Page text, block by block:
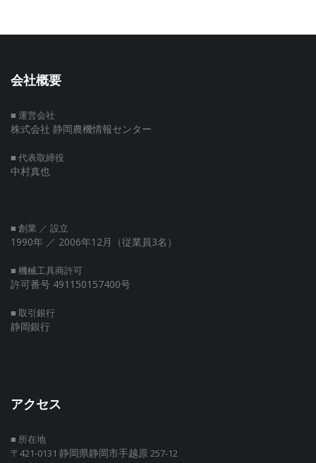
会社概要
■ 運営会社
株式会社 静岡農機情報センター
■ 代表取締役
中村真也
■ 創業 ／ 設立
1990年 ／ 2006年12月（従業員3名）
■ 機械工具商許可
許可番号 491150157400号
■ 取引銀行
静岡銀行
アクセス
■ 所在地
〒421-0131 静岡県静岡市手越原 257-12